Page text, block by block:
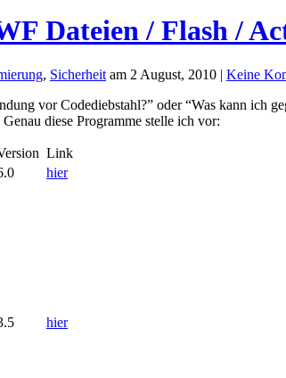
Dateien / Flash /
, Sicherheit am 2 August, 2010 | Keine
vor Codediebstahl?” oder “Was kann ich
diese Programme stelle ich vor:
Link
hier
hier